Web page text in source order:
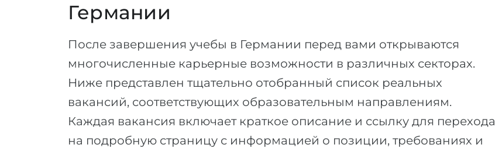
Германии
После завершения учебы в Германии перед вами открываются
многочисленные карьерные возможности в различных секторах.
Ниже представлен тщательно отобранный список реальных
вакансий, соответствующих образовательным направлениям.
Каждая вакансия включает краткое описание и ссылку для перехода
на подробную страницу с информацией о позиции, требованиях и